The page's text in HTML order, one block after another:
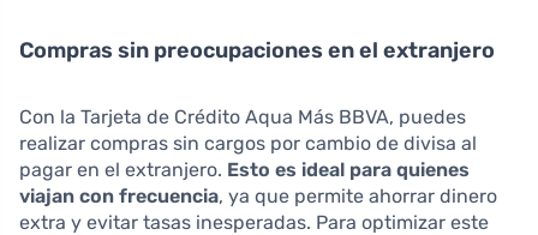
Compras sin preocupaciones en el extranjero
Con la Tarjeta de Crédito Aqua Más BBVA, puedes
realizar compras sin cargos por cambio de divisa al
pagar en el extranjero. Esto es ideal para quienes
viajan con frecuencia, ya que permite ahorrar dinero
extra y evitar tasas inesperadas. Para optimizar este